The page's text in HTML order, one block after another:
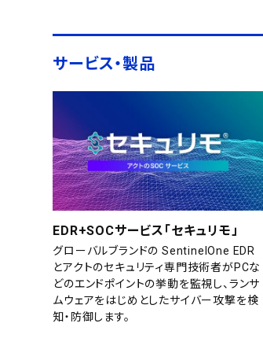
サービス・製品
EDR+SOCサービス「セキュリモ」
グローバルブランドの SentinelOne EDR
とアクトのセキュリティ専門技術者がPCな
どのエンドポイントの挙動を監視し、ランサ
ムウェアをはじめとしたサイバー攻撃を検
知・防御します。